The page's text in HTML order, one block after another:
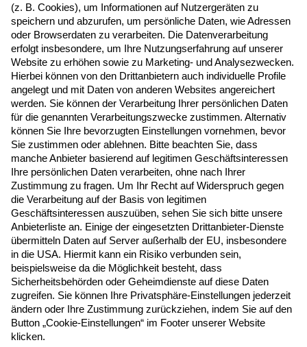
Newsletter Anmeldung
Melden Sie sich hier zum Newsletter an, um
neue Blogposts, Event- und Webinar-
Einladungen per E-Mail zu erhalten.